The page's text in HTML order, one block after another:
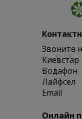
Звоните
Киевстар
Водафон
Лайфсел
Email
Онлайн